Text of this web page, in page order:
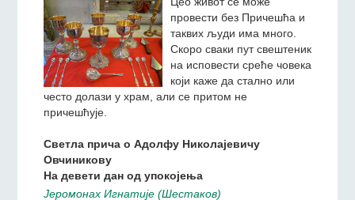
Jeромонах Игнатиjе (Шестаков)
Цео живот се може
провести без Причешћа и
таквих људи има много.
Скоро сваки пут свештеник
на исповести среће човека
причешћује.
Светла прича о Адолфу Николајевичу
Овчиникову